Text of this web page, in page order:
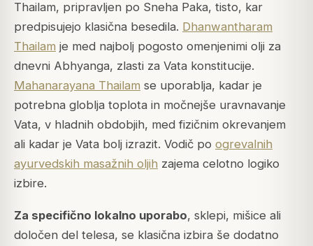
Thailam, pripravljen po Sneha Paka, tisto, kar
predpisujejo klasična besedila. Dhanwantharam
Thailam je med najbolj pogosto omenjenimi olji za
dnevni Abhyanga, zlasti za Vata konstitucije.
Mahanarayana Thailam se uporablja, kadar je
potrebna globlja toplota in močnejše uravnavanje
Vata, v hladnih obdobjih, med fizičnim okrevanjem
ali kadar je Vata bolj izrazit. Vodič po ogrevalnih
ayurvedskih masažnih oljih zajema celotno logiko
izbire.
Za specifično lokalno uporabo, sklepi, mišice ali
določen del telesa, se klasična izbira še dodatno